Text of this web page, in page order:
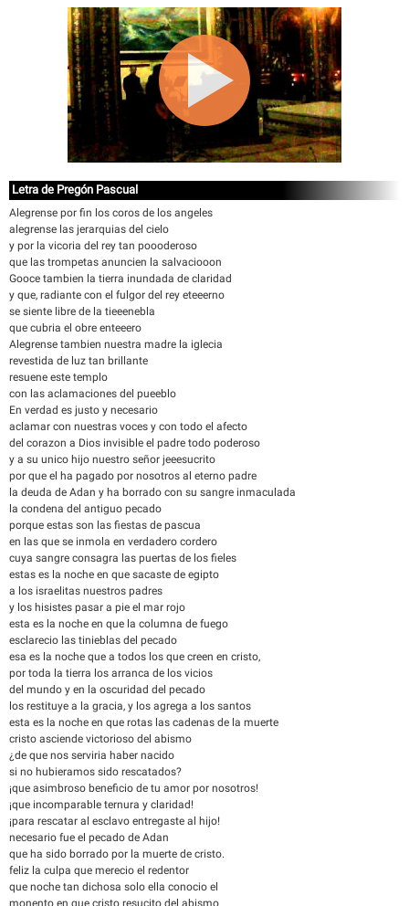
Letra de Pregón Pascual
Alegrense por fin los coros de los angeles
alegrense las jerarquias del cielo
y por la vicoria del rey tan poooderoso
que las trompetas anuncien la salvaciooon
Gooce tambien la tierra inundada de claridad
y que, radiante con el fulgor del rey eteeerno
se siente libre de la tieeenebla
que cubria el obre enteeero
Alegrense tambien nuestra madre la iglecia
revestida de luz tan brillante
resuene este templo
con las aclamaciones del pueeblo
En verdad es justo y necesario
aclamar con nuestras voces y con todo el afecto
del corazon a Dios invisible el padre todo poderoso
y a su unico hijo nuestro señor jeeesucrito
por que el ha pagado por nosotros al eterno padre
la deuda de Adan y ha borrado con su sangre inmaculada
la condena del antiguo pecado
porque estas son las fiestas de pascua
en las que se inmola en verdadero cordero
cuya sangre consagra las puertas de los fieles
estas es la noche en que sacaste de egipto
a los israelitas nuestros padres
y los hisistes pasar a pie el mar rojo
esta es la noche en que la columna de fuego
esclarecio las tinieblas del pecado
esa es la noche que a todos los que creen en cristo,
por toda la tierra los arranca de los vicios
del mundo y en la oscuridad del pecado
los restituye a la gracia, y los agrega a los santos
esta es la noche en que rotas las cadenas de la muerte
cristo asciende victorioso del abismo
¿de que nos serviria haber nacido
si no hubieramos sido rescatados?
¡que asimbroso beneficio de tu amor por nosotros!
¡que incomparable ternura y claridad!
¡para rescatar al esclavo entregaste al hijo!
necesario fue el pecado de Adan
que ha sido borrado por la muerte de cristo.
feliz la culpa que merecio el redentor
que noche tan dichosa solo ella conocio el
monento en que cristo resucito del abismo